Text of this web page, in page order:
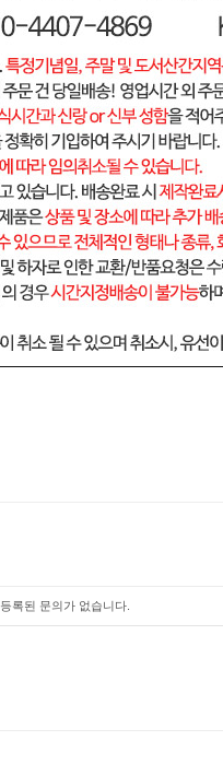
등록된 문의가 없습니다.